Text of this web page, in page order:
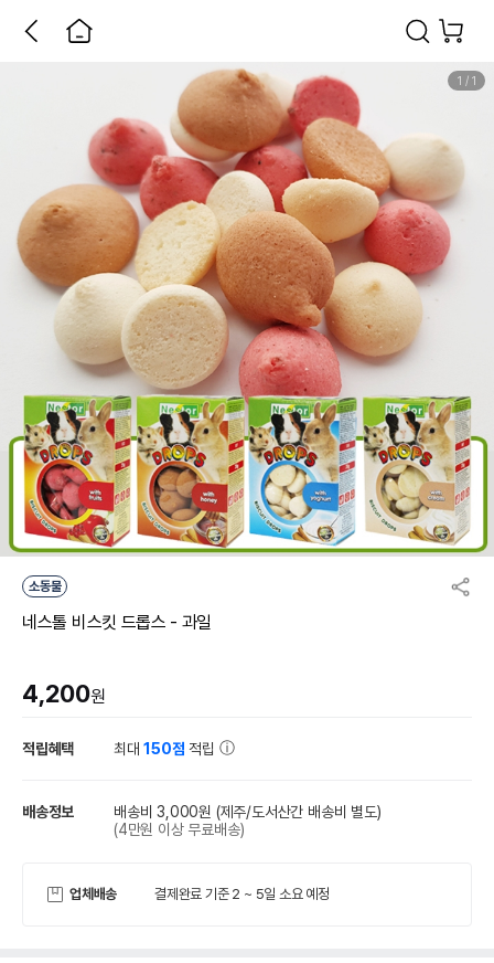
1 / 1
소동물
네스톨 비스킷 드롭스 - 과일
4,200원
적립혜택 최대150점 적립
배송정보 배송비 3,000원 (제주/도서산간 배송비 별도)
(4만원 이상 무료배송)
업체배송 결제완료 기준 2 ~ 5일 소요 예정